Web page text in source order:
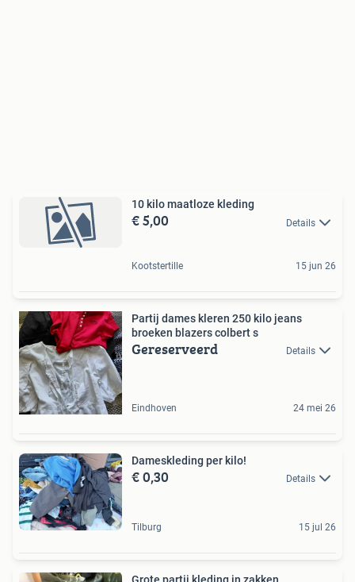
10 kilo maatloze kleding
€ 5,00 Details
Kootstertille 15 jun 26
Partij dames kleren 250 kilo jeans
broeken blazers colbert s
Gereserveerd Details
Eindhoven 24 mei 26
Dameskleding per kilo!
€ 0,30 Details
Tilburg 15 jul 26